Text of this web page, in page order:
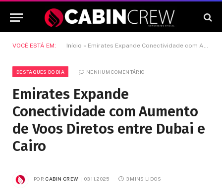
VOCÊ ESTÁ EM: Início » Emirates Expande Conectividade com Aumento de Voos Diretos entre Dubai e Cairo
DESTAQUES DO DIA NENHUM COMENTÁRIO
Emirates Expande
Conectividade com Aumento
de Voos Diretos entre Dubai e
Cairo
POR CABIN CREW 03.11.2025 3 MINS LIDOS